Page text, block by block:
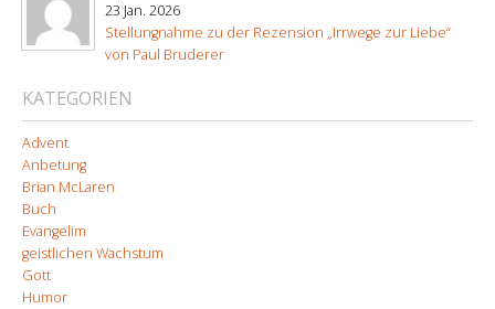
23 Jan. 2026
Stellungnahme zu der Rezension „Irrwege zur Liebe“
von Paul Bruderer
KATEGORIEN
Advent
Anbetung
Brian McLaren
Buch
Evangelim
geistlichen Wachstum
Gott
Humor